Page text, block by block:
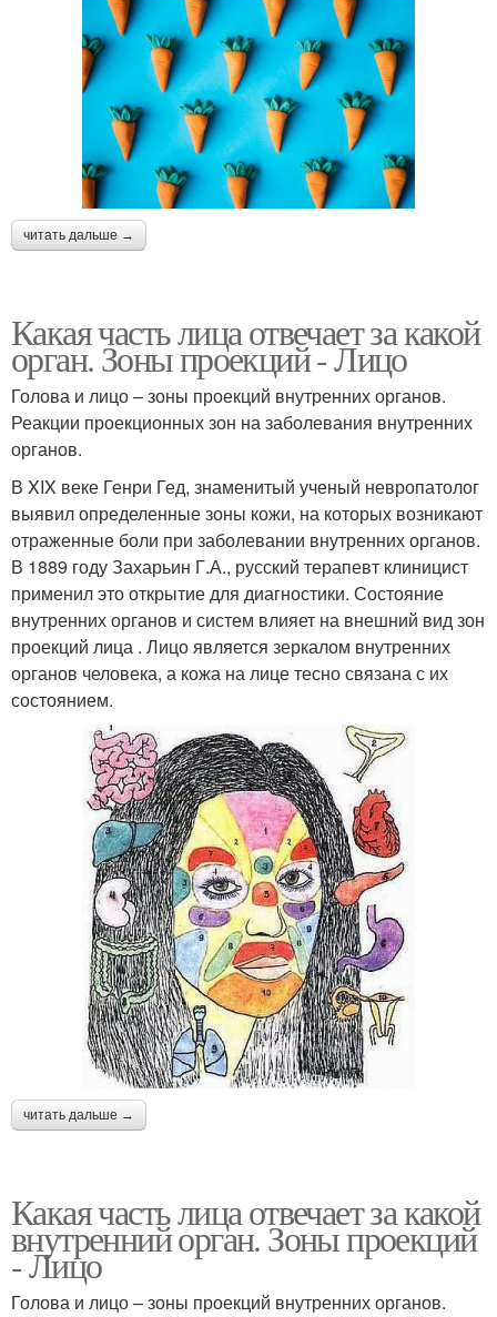
читать дальше →
Какая часть лица отвечает за какой
орган. Зоны проекций - Лицо
Голова и лицо – зоны проекций внутренних органов.
Реакции проекционных зон на заболевания внутренних
органов.
В XIX веке Генри Гед, знаменитый ученый невропатолог
выявил определенные зоны кожи, на которых возникают
отраженные боли при заболевании внутренних органов.
В 1889 году Захарьин Г.А., русский терапевт клиницист
применил это открытие для диагностики. Состояние
внутренних органов и систем влияет на внешний вид зон
проекций лица . Лицо является зеркалом внутренних
органов человека, а кожа на лице тесно связана с их
состоянием.
читать дальше →
Какая часть лица отвечает за какой
внутренний орган. Зоны проекций
- Лицо
Голова и лицо – зоны проекций внутренних органов.